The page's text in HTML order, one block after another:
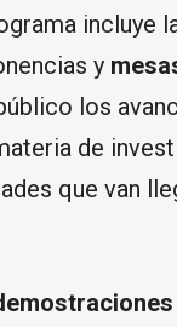
incluye
y
los
de
que van